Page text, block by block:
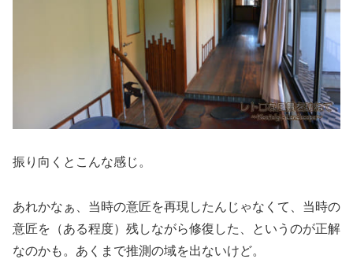
振り向くとこんな感じ。
あれかなぁ、当時の意匠を再現したんじゃなくて、当時の
意匠を（ある程度）残しながら修復した、というのが正解
なのかも。あくまで推測の域を出ないけど。